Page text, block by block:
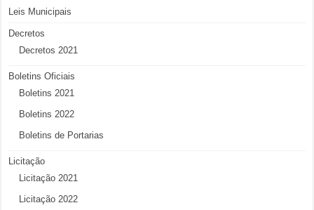
Leis Municipais
Decretos
Decretos 2021
Boletins Oficiais
Boletins 2021
Boletins 2022
Boletins de Portarias
Licitação
Licitação 2021
Licitação 2022